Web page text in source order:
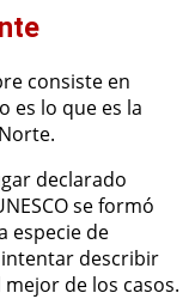
consiste en
es lo que es la
declarado
se formó
especie de
describir
de los casos.